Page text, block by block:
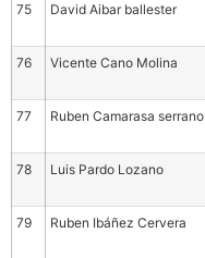
75 David Aibar ballester
76 Vicente Cano Molina
77 Ruben Camarasa serrano
78 Luis Pardo Lozano
79 Ruben Ibáñez Cervera